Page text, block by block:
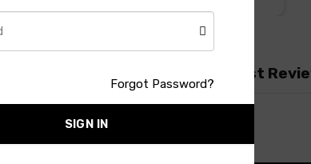
Latest
Forgot Password?
SIGN IN